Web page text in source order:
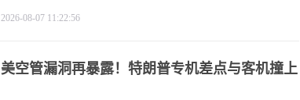
2026-08-07 11:22:56
美空管漏洞再暴露！特朗普专机差点与客机撞上